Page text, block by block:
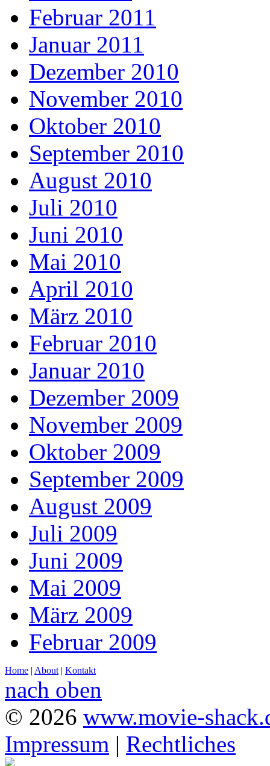
Februar 2011
Januar 2011
Dezember 2010
November 2010
Oktober 2010
September 2010
August 2010
Juli 2010
Juni 2010
Mai 2010
April 2010
März 2010
Februar 2010
Januar 2010
Dezember 2009
November 2009
Oktober 2009
September 2009
August 2009
Juli 2009
Juni 2009
Mai 2009
März 2009
Februar 2009
Home | About | Kontakt
nach oben
© 2026 www.movie-
Impressum | Rechtliches